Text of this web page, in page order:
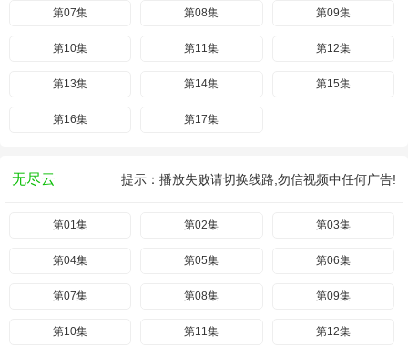
第07集 第08集 第09集
第10集 第11集 第12集
第13集 第14集 第15集
第16集 第17集
无尽云 提示：播放失败请切换线路,勿信视频中任何广告!
第01集 第02集 第03集
第04集 第05集 第06集
第07集 第08集 第09集
第10集 第11集 第12集